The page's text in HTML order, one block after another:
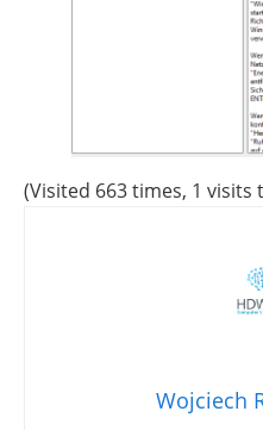
(Visited 663 times, 1 visits
Wojciech